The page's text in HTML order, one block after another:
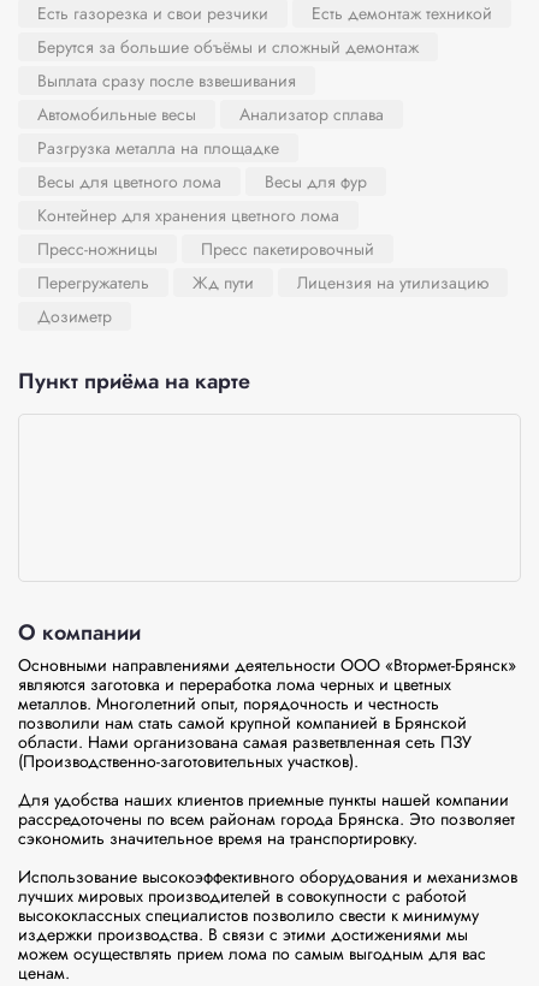
Есть газорезка и свои резчики
Есть демонтаж техникой
Берутся за большие объёмы и сложный демонтаж
Выплата сразу после взвешивания
Автомобильные весы
Анализатор сплава
Разгрузка металла на площадке
Весы для цветного лома
Весы для фур
Контейнер для хранения цветного лома
Пресс-ножницы
Пресс пакетировочный
Перегружатель
Жд пути
Лицензия на утилизацию
Дозиметр
Пункт приёма на карте
О компании
Основными направлениями деятельности ООО «Втормет-Брянск»
являются заготовка и переработка лома черных и цветных
металлов. Многолетний опыт, порядочность и честность
позволили нам стать самой крупной компанией в Брянской
области. Нами организована самая разветвленная сеть ПЗУ
(Производственно-заготовительных участков).
Для удобства наших клиентов приемные пункты нашей компании
рассредоточены по всем районам города Брянска. Это позволяет
сэкономить значительное время на транспортировку.
Использование высокоэффективного оборудования и механизмов
лучших мировых производителей в совокупности с работой
высококлассных специалистов позволило свести к минимуму
издержки производства. В связи с этими достижениями мы
можем осуществлять прием лома по самым выгодным для вас
ценам.